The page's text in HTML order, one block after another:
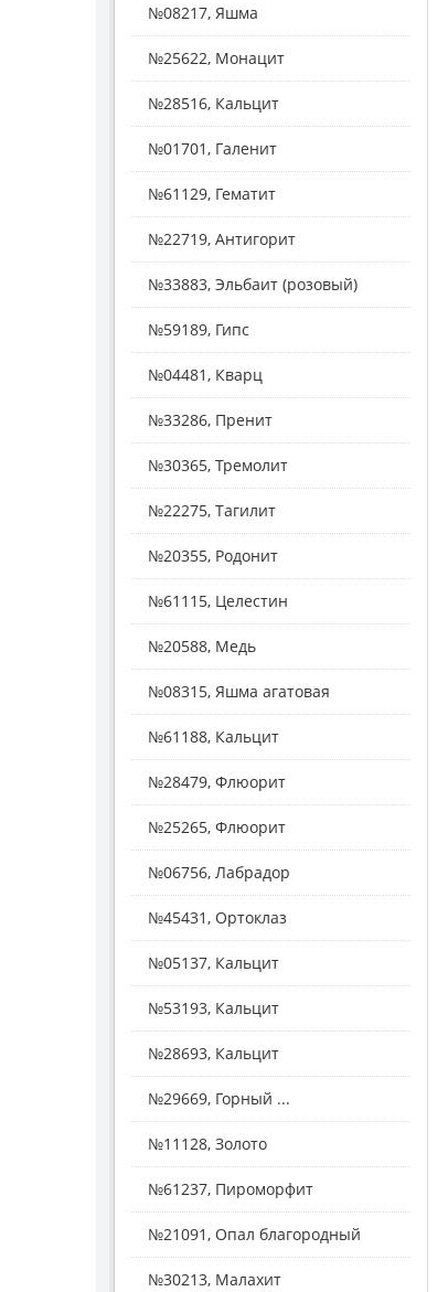
№08217, Яшма
№25622, Монацит
№28516, Кальцит
№01701, Галенит
№61129, Гематит
№22719, Антигорит
№33883, Эльбаит (розовый)
№59189, Гипс
№04481, Кварц
№33286, Пренит
№30365, Тремолит
№22275, Тагилит
№20355, Родонит
№61115, Целестин
№20588, Медь
№08315, Яшма агатовая
№61188, Кальцит
№28479, Флюорит
№25265, Флюорит
№06756, Лабрадор
№45431, Ортоклаз
№05137, Кальцит
№53193, Кальцит
№28693, Кальцит
№29669, Горный ...
№11128, Золото
№61237, Пироморфит
№21091, Опал благородный
№30213, Малахит